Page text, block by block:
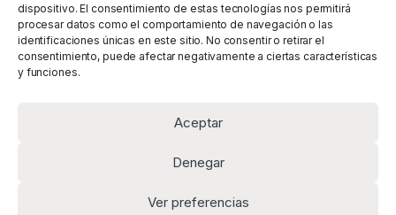
dispositivo. El consentimiento de estas tecnologías nos permitirá
procesar datos como el comportamiento de navegación o las
identificaciones únicas en este sitio. No consentir o retirar el
consentimiento, puede afectar negativamente a ciertas características
y funciones.
Aceptar
Denegar
Ver preferencias
Alguna pregunta? Llámanos!